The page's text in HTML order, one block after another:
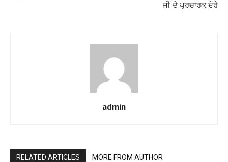
ਜੀ ਦੇ ਪ੍ਰਚਾਰਕ ਦੌਰੇ
admin
RELATED ARTICLES MORE FROM AUTHOR